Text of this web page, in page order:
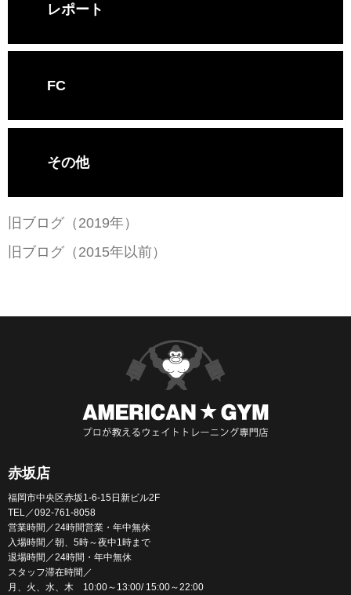
レポート
FC
その他
旧ブログ（2019年）
旧ブログ（2015年以前）
赤坂店
福岡市中央区赤坂1-6-15日新ビル2F
TEL／092-761-8058
営業時間／24時間営業・年中無休
入場時間／朝、5時～夜中1時まで
退場時間／24時間・年中無休
スタッフ滞在時間／
月、火、水、木 10:00～13:00/ 15:00～22:00